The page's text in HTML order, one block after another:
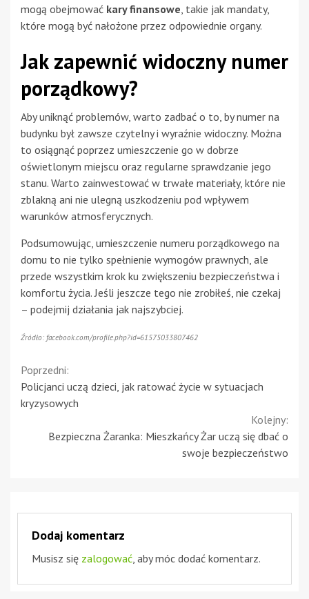
mogą obejmować kary finansowe , takie jak mandaty,
które mogą być nałożone przez odpowiednie organy.
Jak zapewnić widoczny numer
porządkowy?
Aby uniknąć problemów, warto zadbać o to, by numer na
budynku był zawsze czytelny i wyraźnie widoczny. Można
to osiągnąć poprzez umieszczenie go w dobrze
oświetlonym miejscu oraz regularne sprawdzanie jego
stanu. Warto zainwestować w trwałe materiały, które nie
zblakną ani nie ulegną uszkodzeniu pod wpływem
warunków atmosferycznych.
Podsumowując, umieszczenie numeru porządkowego na
domu to nie tylko spełnienie wymogów prawnych, ale
przede wszystkim krok ku zwiększeniu bezpieczeństwa i
komfortu życia. Jeśli jeszcze tego nie zrobiłeś, nie czekaj
– podejmij działania jak najszybciej.
Źródło: facebook.com/profile.php?id=61575033807462
Continue
Reading
Poprzedni:
Policjanci uczą dzieci, jak ratować życie w sytuacjach
kryzysowych
Kolejny:
Bezpieczna Żaranka: Mieszkańcy Żar uczą się dbać o
swoje bezpieczeństwo
Dodaj komentarz
Musisz się zalogować , aby móc dodać komentarz.